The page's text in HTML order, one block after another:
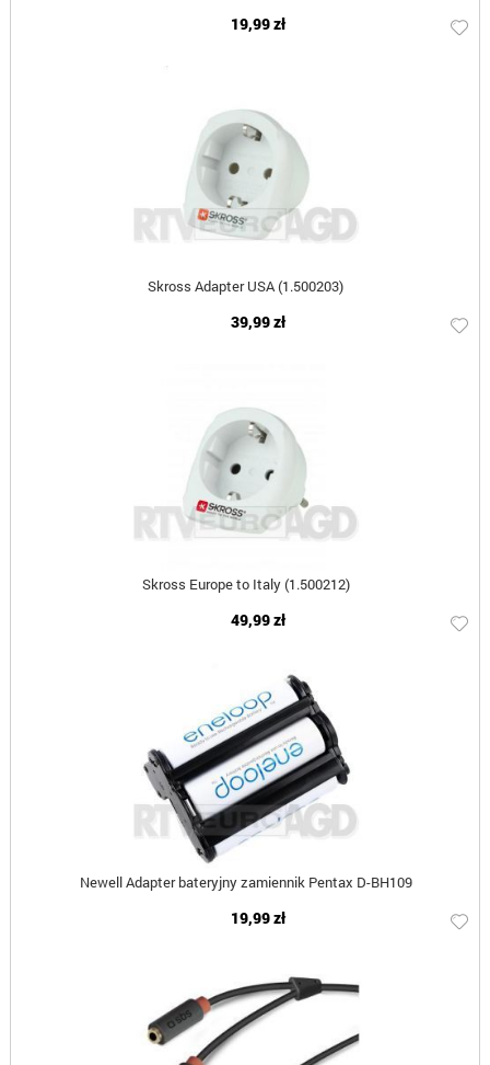
19,99 zł
Skross Adapter USA (1.500203)
39,99 zł
Skross Europe to Italy (1.500212)
49,99 zł
Newell Adapter bateryjny zamiennik Pentax D-BH109
19,99 zł